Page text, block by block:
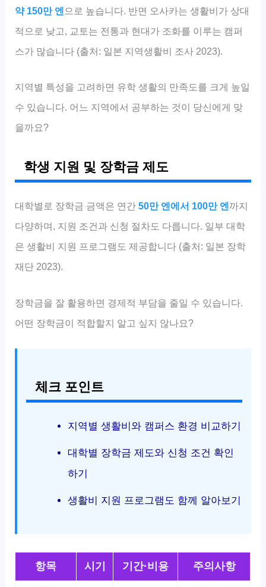
약 150만 엔 으로 높습니다. 반면 오사카는 생활비가 상대
적으로 낮고, 교토는 전통과 현대가 조화를 이루는 캠퍼
스가 많습니다 (출처: 일본 지역생활비 조사 2023).
지역별 특성을 고려하면 유학 생활의 만족도를 크게 높일
수 있습니다. 어느 지역에서 공부하는 것이 당신에게 맞
을까요?
학생 지원 및 장학금 제도
대학별로 장학금 금액은 연간50만 엔에서 100만 엔 까지
다양하며, 지원 조건과 신청 절차도 다릅니다. 일부 대학
은 생활비 지원 프로그램도 제공합니다 (출처: 일본 장학
재단 2023).
장학금을 잘 활용하면 경제적 부담을 줄일 수 있습니다.
어떤 장학금이 적합할지 알고 싶지 않나요?
체크 포인트
지역별 생활비와 캠퍼스 환경 비교하기
대학별 장학금 제도와 신청 조건 확인
하기
생활비 지원 프로그램도 함께 알아보기
항목 시기 기간·비용 주의사항